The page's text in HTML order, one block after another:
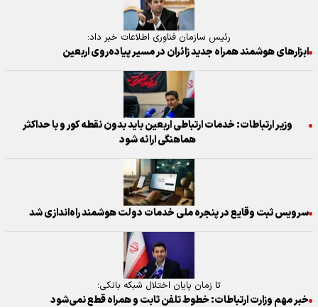
رئیس سازمان فناوری اطلاعات خبر داد:
ابزار‌های هوشمند همراه جدید زائران در مسیر پیاده‌روی اربعین
وزیر ارتباطات: خدمات ارتباطی اربعین باید بدون نقطه کور و با حداکثر
هماهنگی ارائه شود
سرویس ثبت وقایع در پنجره ملی خدمات دولت هوشمند راه‌اندازی شد
تا زمان پایان اختلال شبکه بانکی؛
خبر مهم وزارت ارتباطات: خطوط تلفن ثابت و همراه قطع نمی‌شود